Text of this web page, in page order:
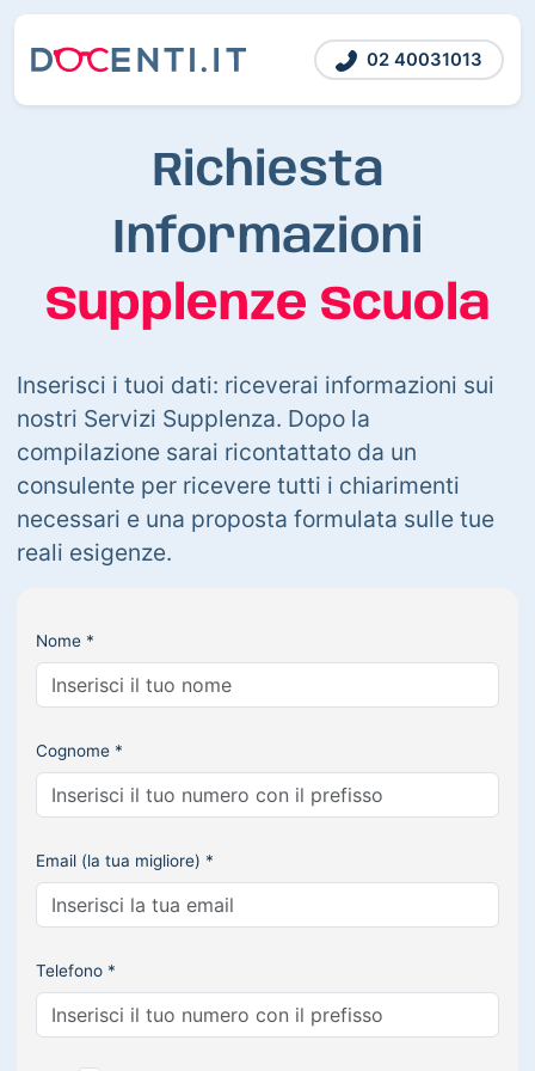
02 40031013
Richiesta
Informazioni
Supplenze Scuola
Inserisci i tuoi dati: riceverai informazioni sui
nostri Servizi Supplenza. Dopo la
compilazione sarai ricontattato da un
consulente per ricevere tutti i chiarimenti
necessari e una proposta formulata sulle tue
reali esigenze.
Nome *
Cognome *
Email (la tua migliore) *
Telefono *